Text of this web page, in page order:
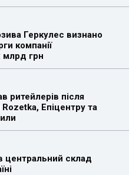
Геркулес визнано
компанії
млрд грн
ритейлерів після
Епіцентру та
склад